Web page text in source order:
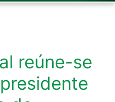
reúne-se